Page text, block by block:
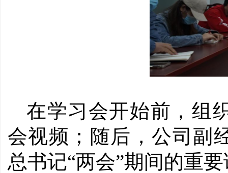
在学习会开始前，组
会视频；随后，公司副
总书记“两会”期间的重